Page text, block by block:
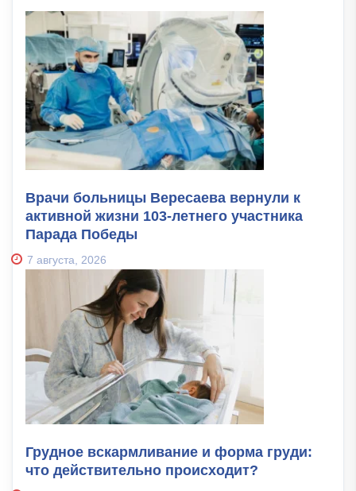
Врачи больницы Вересаева вернули к
активной жизни 103-летнего участника
Парада Победы
7 августа, 2026
Грудное вскармливание и форма груди:
что действительно происходит?